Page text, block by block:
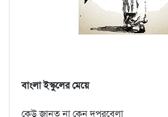
বাংলা ইস্কুলের মেয়ে
কেউ জানত না কেন দুপুরবেলা